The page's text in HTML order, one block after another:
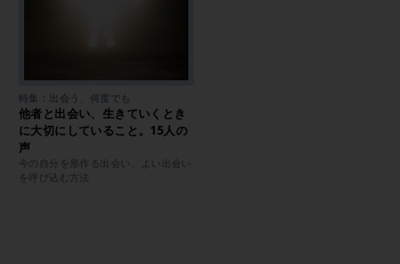
特集：出会う、何度でも
他者と出会い、生きていくとき
に大切にしていること。15人の
声
今の自分を形作る出会い、よい出会い
を呼び込む方法